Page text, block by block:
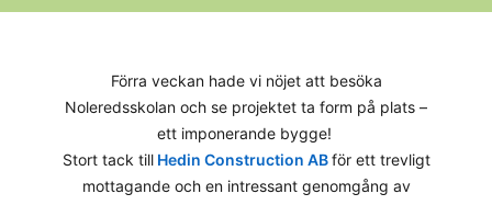
Förra veckan hade vi nöjet att besöka
Noleredsskolan och se projektet ta form på plats –
ett imponerande bygge!
Stort tack till Hedin Construction AB för ett trevligt
mottagande och en intressant genomgång av